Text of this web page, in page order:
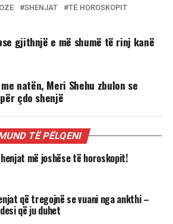
SHENJAT TË HOROSKOPIT
gjithnjë e më shumë të rinj kanë
natën, Meri Shehu zbulon se
çdo shenjë
TË PËLQENI
më joshëse të horoskopit!
që tregojnë se vuani nga ankthi –
që ju duhet